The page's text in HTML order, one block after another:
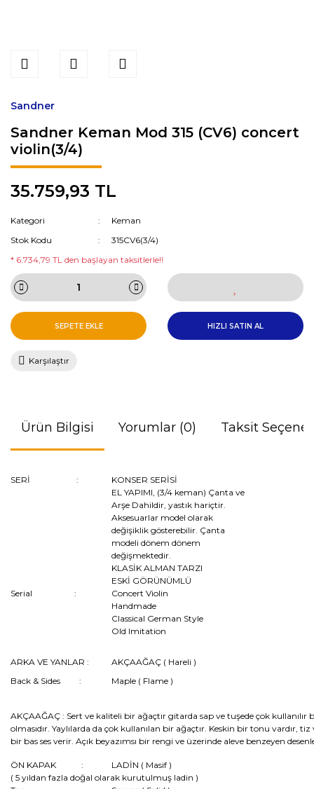
Sandner
Sandner Keman Mod 315 (CV6) concert
violin(3/4)
35.759,93 TL
Kategori
Keman
Stok Kodu
315CV6(3/4)
* 6.734,79 TL den başlayan taksitlerle!!
SEPETE EKLE HIZLI SATIN AL
Karşılaştır
Ürün Bilgisi Yorumlar (0) Taksit
SERİ :
KONSER SERİSİ
EL YAPIMI, (3/4 keman) Çanta ve
Arşe Dahildir, yastık hariçtir.
Aksesuarlar model olarak
değişiklik gösterebilir. Çanta
modeli dönem dönem
değişmektedir.
KLASİK ALMAN TARZI
ESKİ GÖRÜNÜMLÜ
Serial :
Concert Violin
Handmade
Classical German Style
Old Imitation
ARKA VE YANLAR :
AKÇAAĞAÇ ( Hareli )
Back & Sides :
Maple ( Flame )
AKÇAAĞAÇ : Sert ve kaliteli bir ağaçtır gitarda sap ve tuşede çok kullanılır
olmasıdır. Yaylılarda da çok kullanılan bir ağaçtır. Keskin bir tonu vardır, tiz
bir bas ses verir. Açık beyazımsı bir rengi ve üzerinde aleve benzeyen
ÖN KAPAK :
LADİN ( Masif )
( 5 yıldan fazla doğal olarak kurutulmuş ladin )